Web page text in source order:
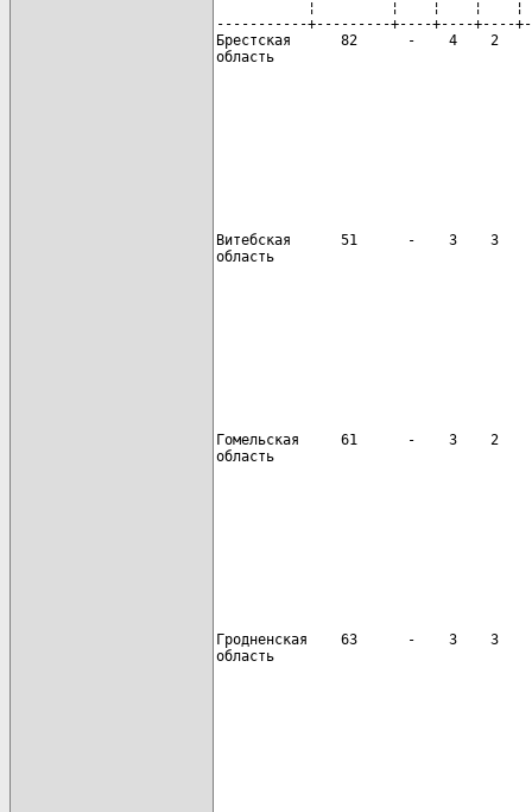
¦         ¦    ¦    ¦
-----------+---------+----+----+----
Брестская      82      -    4    2
область
Витебская      51      -    3    3
область
Гомельская     61      -    3    2
область
Гродненская    63      -    3    3
область